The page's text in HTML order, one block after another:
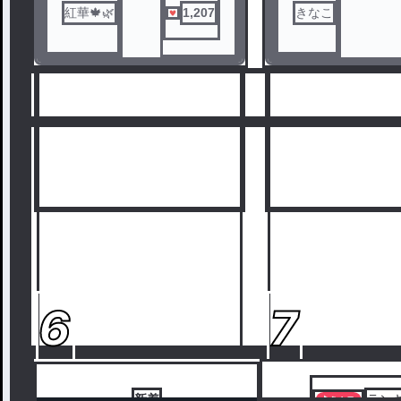
紅華🍁🌿 1,207
6
そんな嫌われ者妖怪
の物語
きなこ
7